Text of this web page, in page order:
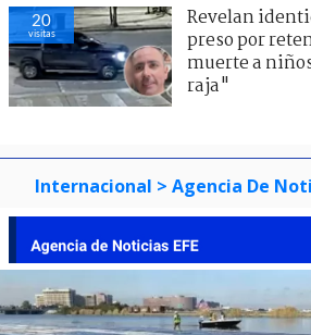
20
visitas
Revelan
preso por
muerte a
raja"
Internacional > Agencia De